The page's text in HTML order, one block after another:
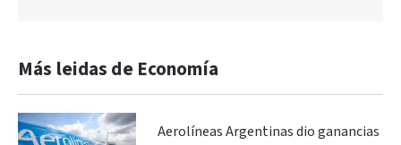
Más leidas de Economía
Aerolíneas Argentinas dio ganancias